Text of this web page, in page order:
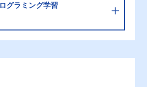
グラミング学習